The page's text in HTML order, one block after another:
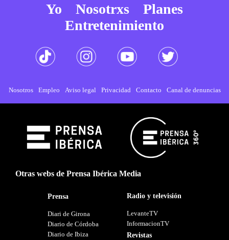
Yo Nosotrxs
Planes
Entretenimiento
Nosotros Empleo Aviso legal Privacidad Contacto Canal de denuncias
Otras webs de Prensa Ibérica Media
Prensa
Diari de Girona
Diario de Córdoba
Diario de Ibiza
Radio y televisión
LevanteTV
InformacionTV
Revistas